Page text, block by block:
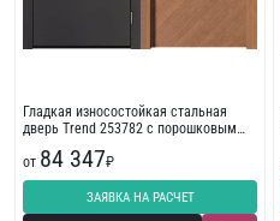
Гладкая износостойкая стальная
дверь Trend 253782 с порошковым
от 84 347₽
ЗАЯВКА НА РАСЧЕТ